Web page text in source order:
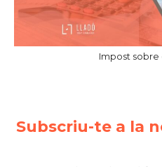
Impost
Subscriu-te a la